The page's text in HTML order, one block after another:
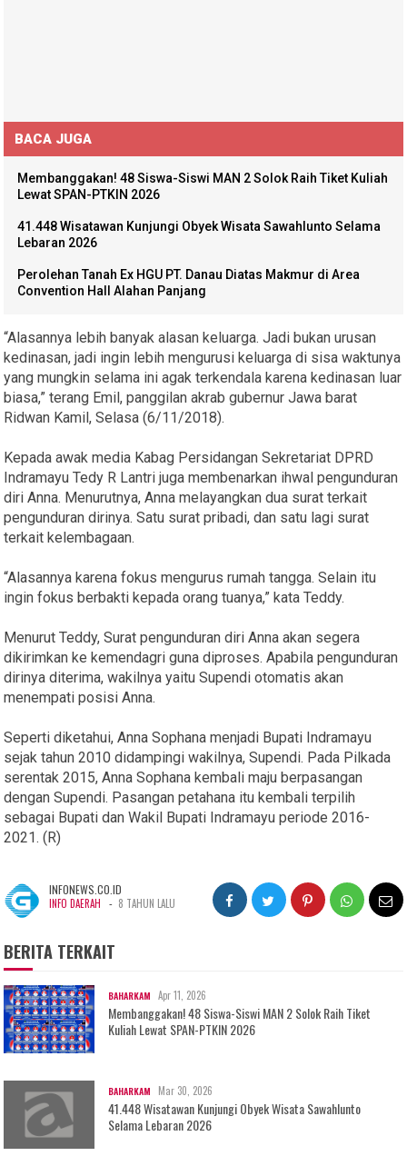
BACA JUGA
Membanggakan! 48 Siswa-Siswi MAN 2 Solok Raih Tiket Kuliah
Lewat SPAN-PTKIN 2026
41.448 Wisatawan Kunjungi Obyek Wisata Sawahlunto Selama
Lebaran 2026
Perolehan Tanah Ex HGU PT. Danau Diatas Makmur di Area
Convention Hall Alahan Panjang
“Alasannya lebih banyak alasan keluarga. Jadi bukan urusan
kedinasan, jadi ingin lebih mengurusi keluarga di sisa waktunya
yang mungkin selama ini agak terkendala karena kedinasan luar
biasa,” terang Emil, panggilan akrab gubernur Jawa barat
Ridwan Kamil, Selasa (6/11/2018).
Kepada awak media Kabag Persidangan Sekretariat DPRD
Indramayu Tedy R Lantri juga membenarkan ihwal pengunduran
diri Anna. Menurutnya, Anna melayangkan dua surat terkait
pengunduran dirinya. Satu surat pribadi, dan satu lagi surat
terkait kelembagaan.
“Alasannya karena fokus mengurus rumah tangga. Selain itu
ingin fokus berbakti kepada orang tuanya,” kata Teddy.
Menurut Teddy, Surat pengunduran diri Anna akan segera
dikirimkan ke kemendagri guna diproses. Apabila pengunduran
dirinya diterima, wakilnya yaitu Supendi otomatis akan
menempati posisi Anna.
Seperti diketahui, Anna Sophana menjadi Bupati Indramayu
sejak tahun 2010 didampingi wakilnya, Supendi. Pada Pilkada
serentak 2015, Anna Sophana kembali maju berpasangan
dengan Supendi. Pasangan petahana itu kembali terpilih
sebagai Bupati dan Wakil Bupati Indramayu periode 2016-
2021. (R)
INFONEWS.CO.ID
INFO DAERAH - 8 TAHUN LALU
BERITA TERKAIT
BAHARKAM Apr 11, 2026
Membanggakan! 48 Siswa-Siswi MAN 2 Solok Raih Tiket
Kuliah Lewat SPAN-PTKIN 2026
BAHARKAM Mar 30, 2026
41.448 Wisatawan Kunjungi Obyek Wisata Sawahlunto
Selama Lebaran 2026